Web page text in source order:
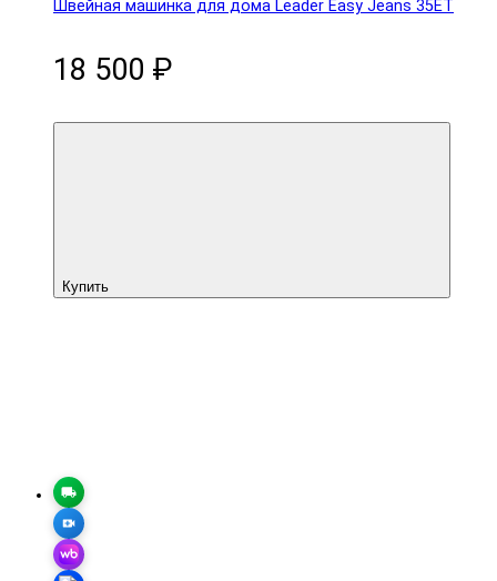
Швейная машинка для дома Leader Easy Jeans 35ET
18 500 ₽
Купить